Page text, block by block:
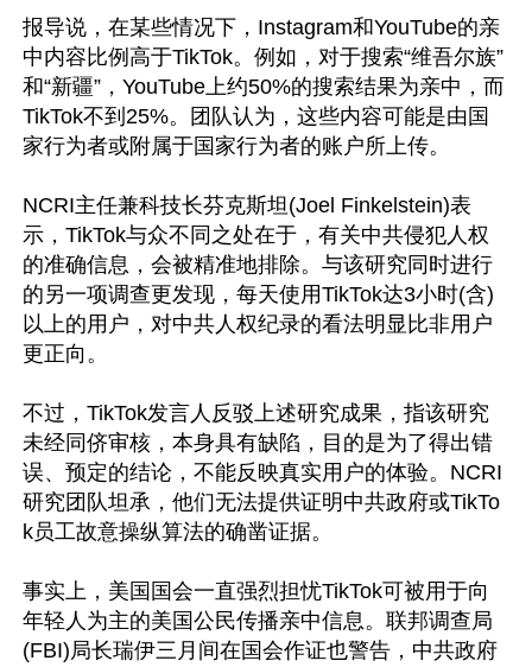
报导说，在某些情况下，Instagram和YouTube的亲
中内容比例高于TikTok。例如，对于搜索“维吾尔族”
和“新疆”，YouTube上约50%的搜索结果为亲中，而
TikTok不到25%。团队认为，这些内容可能是由国
家行为者或附属于国家行为者的账户所上传。
NCRI主任兼科技长芬克斯坦(Joel Finkelstein)表
示，TikTok与众不同之处在于，有关中共侵犯人权
的准确信息，会被精准地排除。与该研究同时进行
的另一项调查更发现，每天使用TikTok达3小时(含)
以上的用户，对中共人权纪录的看法明显比非用户
更正向。
不过，TikTok发言人反驳上述研究成果，指该研究
未经同侪审核，本身具有缺陷，目的是为了得出错
误、预定的结论，不能反映真实用户的体验。NCRI
研究团队坦承，他们无法提供证明中共政府或TikTo
k员工故意操纵算法的确凿证据。
事实上，美国国会一直强烈担忧TikTok可被用于向
年轻人为主的美国公民传播亲中信息。联邦调查局
(FBI)局长瑞伊三月间在国会作证也警告，中共政府